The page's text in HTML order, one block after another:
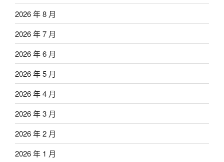
2026 年 8 月
2026 年 7 月
2026 年 6 月
2026 年 5 月
2026 年 4 月
2026 年 3 月
2026 年 2 月
2026 年 1 月